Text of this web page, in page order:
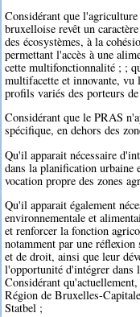
Considérant que
bruxelloise revêt un
des écosystèmes, à la
permettant l'accès à une
cette multifonctionnalité ; ;
multifacette et innovante,
profils variés des porteurs
Considérant que le PRAS
spécifique, en dehors des
Qu'il apparait nécessaire
dans la planification urbaine
vocation propre des zones
Qu'il apparait également
environnementale et
et renforcer la fonction
notamment par une
et de droit, ainsi que leur
l'opportunité d'intégrer dans
Considérant
Région de Bruxelles-
Statbel ;